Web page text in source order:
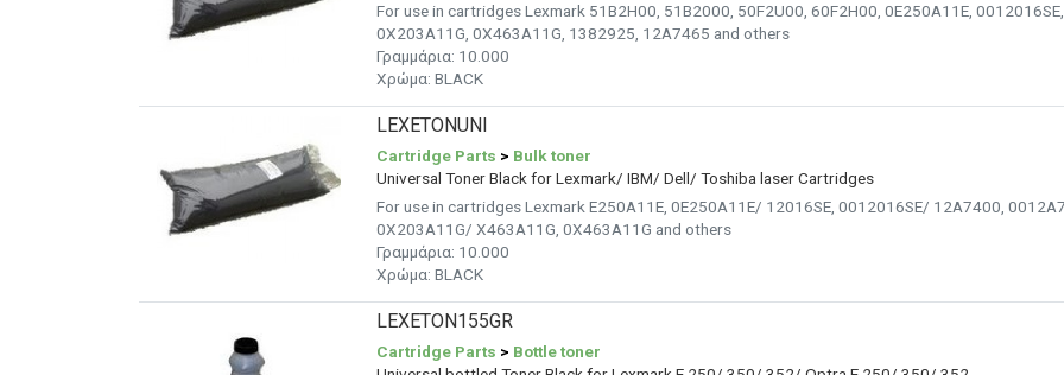
For use in cartridges Lexmark 51B2H00, 51B2000, 50F2U00, 60F2H00, 0E250A11E,
0X203A11G, 0X463A11G, 1382925, 12A7465 and others
Γραμμάρια: 10.000
Χρώμα: BLACK
LEXETONUNI
Cartridge Parts > Bulk toner
Universal Toner Black for Lexmark/ IBM/ Dell/ Toshiba laser Cartridges
For use in cartridges Lexmark E250A11E, 0E250A11E/ 12016SE, 0012016SE/ 12A7400,
0X203A11G/ X463A11G, 0X463A11G and others
Γραμμάρια: 10.000
Χρώμα: BLACK
LEXETON155GR
Cartridge Parts > Bottle toner